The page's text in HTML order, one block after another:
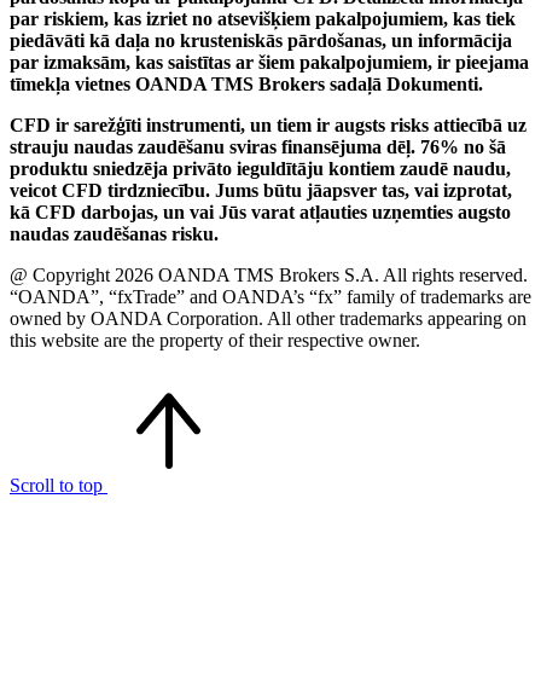
par riskiem, kas izriet no atsevišķiem pakalpojumiem, kas tiek
piedāvāti kā daļa no krusteniskās pārdošanas, un informācija
par izmaksām, kas saistītas ar šiem pakalpojumiem, ir pieejama
tīmekļa vietnes OANDA TMS Brokers sadaļā Dokumenti.
CFD ir sarežģīti instrumenti, un tiem ir augsts risks attiecībā uz
strauju naudas zaudēšanu sviras finansējuma dēļ. 76% no šā
produktu sniedzēja privāto ieguldītāju kontiem zaudē naudu,
veicot CFD tirdzniecību. Jums būtu jāapsver tas, vai izprotat,
kā CFD darbojas, un vai Jūs varat atļauties uzņemties augsto
naudas zaudēšanas risku.
@ Copyright 2026 OANDA TMS Brokers S.A. All rights reserved.
“OANDA”, “fxTrade” and OANDA’s “fx” family of trademarks are
owned by OANDA Corporation. All other trademarks appearing on
this website are the property of their respective owner.
Scroll to top